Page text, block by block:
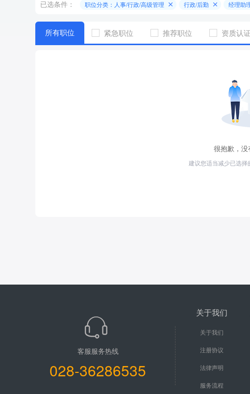
已选条件： 职位分类：人事/行政/高级管理 行政/后勤 经理助
所有职位 紧急职位 推荐职位 资质认证
很抱歉，
建议您适当减少已选
客服服务热线
028-36286535
关于我们
关于我们
注册协议
法律声明
服务流程